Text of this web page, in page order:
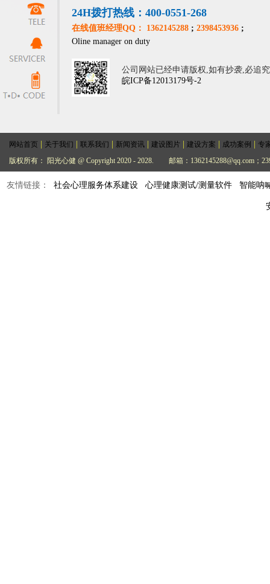
24H拨打热线：400-0551-268
在线值班经理QQ： 1362145288 ; 2398453936 ;
Oline manager on duty
公司网站已经申请版权,如有抄袭,必追
皖ICP备12013179号-2
网站首页 关于我们 联系我们 新闻资讯 建设图片 建设方案 成功案例
专
版权所有： 阳光心健 @ Copyright 2020 - 2028.
邮箱：1362145288@qq.com；
友情链接： 社会心理服务体系建设 心理健康测试/测量软件 智能呐